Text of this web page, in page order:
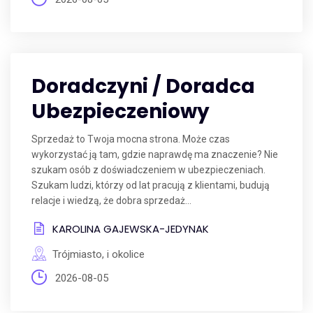
Doradczyni / Doradca
Ubezpieczeniowy
Sprzedaż to Twoja mocna strona. Może czas
wykorzystać ją tam, gdzie naprawdę ma znaczenie? Nie
szukam osób z doświadczeniem w ubezpieczeniach.
Szukam ludzi, którzy od lat pracują z klientami, budują
relacje i wiedzą, że dobra sprzedaż...
KAROLINA GAJEWSKA-JEDYNAK
Trójmiasto, i okolice
2026-08-05